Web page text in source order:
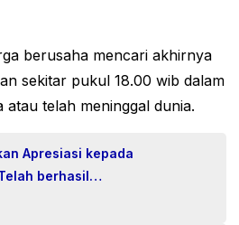
berusaha mencari akhirnya
sekitar pukul 18.00 wib dalam
atau telah meninggal dunia.
Apresiasi kepada
berhasil
Pemerkosaan